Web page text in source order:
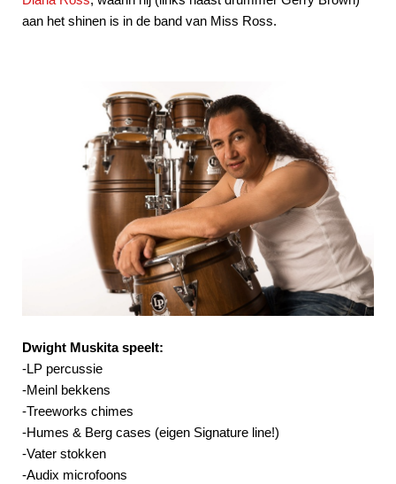
aan het shinen is in de band van Miss Ross.
Dwight Muskita speelt:
-LP percussie
-Meinl bekkens
-Treeworks chimes
-Humes & Berg cases (eigen Signature line!)
-Vater stokken
-Audix microfoons